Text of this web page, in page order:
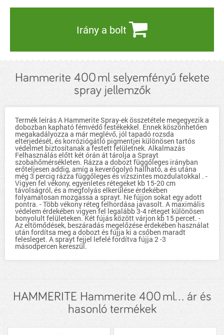
Irány a bolt
Hammerite 400 ml selyemfényű fekete
spray jellemzők
Termék leírás A Hammerite Spray-ek összetétele megegyezik a
dobozban kapható fémvédő festékekkel. Ennek köszönhetően
megakadályozza a már meglévő, jól tapadó rozsda
elterjedését, és korróziógátló pigmentjei különösen tartós
védelmet biztosítanak a festett felületnek. Alkalmazás
Felhasználás előtt két órán át tárolja a Sprayt
szobahőmérsékleten. Rázza a dobozt függőleges irányban
erőteljesen addig, amíg a keverőgolyó hallható, a és utána
még 3 percig rázza függőleges és vízszintes mozdulatokkal . -
Vigyen fel vékony, egyenletes rétegeket kb 15-20 cm
távolságról, és a megfolyás elkerülése érdekében
folyamatosan mozgassa a sprayt. Ne fújjon sokat egy adott
pontra. - Több vékony réteg felhordása javasolt. A maximális
védelem érdekében vigyen fel legalább 3-4 réteget különösen
bonyolult felületeken. Két fújás között várjon kb 15 percet. -
Az eltömődések, beszáradás megelőzése érdekében használat
után fordítsa meg a dobozt és fújja ki a csőben maradt
felesleget. A sprayt fejjel lefelé fordítva fújja 2 -3
másodpercen kereszül.
HAMMERITE Hammerite 400 ml... ár és
hasonló termékek